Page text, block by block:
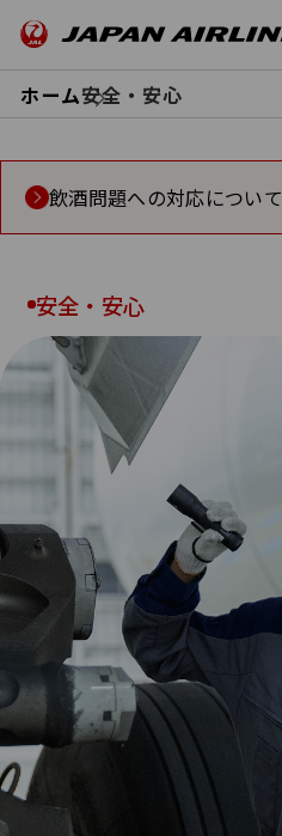
ホーム安全・安心
飲酒問題への対応について
安全・安心